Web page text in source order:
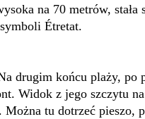
na 70 metrów,
Étretat.
drugim końcu plaży, po
Widok z jego szczytu na
Można tu dotrzeć pieszo,